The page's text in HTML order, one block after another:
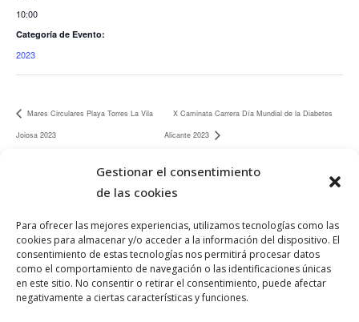
Gestionar el consentimiento
de las cookies
Para ofrecer las mejores experiencias, utilizamos tecnologías como las
cookies para almacenar y/o acceder a la información del dispositivo. El
consentimiento de estas tecnologías nos permitirá procesar datos
como el comportamiento de navegación o las identificaciones únicas
en este sitio. No consentir o retirar el consentimiento, puede afectar
negativamente a ciertas características y funciones.
10:00
Categoría de Evento:
2023
Mares Circulares Playa Torres La Vila
Joiosa 2023
X Caminata Carrera Día Mundial de la Diabetes
Alicante 2023